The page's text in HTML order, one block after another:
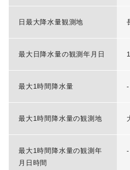
日最大降水量観測地
最大日降水量の観測年月日
最大1時間降水量 -
最大1時間降水量の観測地
最大1時間降水量の観測年
月日時間
-